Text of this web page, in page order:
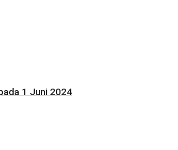
1 Juni 2024